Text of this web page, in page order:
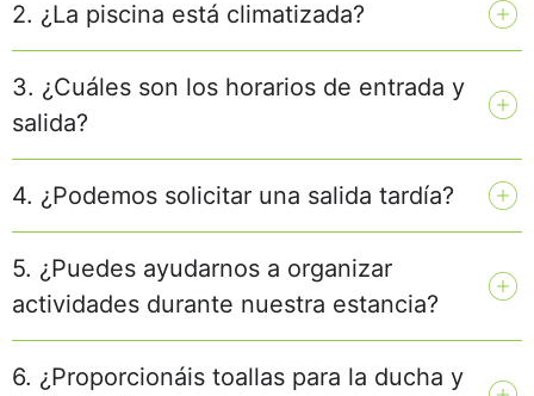
2. ¿La piscina está climatizada?
3. ¿Cuáles son los horarios de entrada y
salida?
4. ¿Podemos solicitar una salida tardía?
5. ¿Puedes ayudarnos a organizar
actividades durante nuestra estancia?
6. ¿Proporcionáis toallas para la ducha y